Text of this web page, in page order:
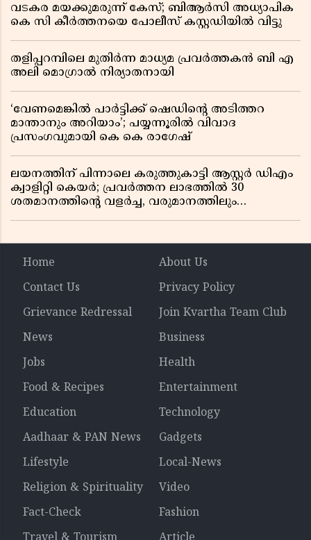
വടകര മയക്കുമരുന്ന് കേസ്; ബിആർസി അധ്യാപിക
കെ സി കീർത്തനയെ പോലീസ് കസ്റ്റഡിയിൽ വിട്ടു
തളിപ്പറമ്പിലെ മുതിർന്ന മാധ്യമ പ്രവർത്തകൻ ബി എ
അലി മൊഗ്രാൽ നിര്യാതനായി
‘വേണമെങ്കിൽ പാർട്ടിക്ക് ഷെഡിൻ്റെ അടിത്തറ
മാന്താനും അറിയാം’; പയ്യന്നൂരിൽ വിവാദ
പ്രസംഗവുമായി കെ കെ രാഗേഷ്
ലയനത്തിന് പിന്നാലെ കരുത്തുകാട്ടി ആസ്റ്റർ ഡിഎം
ക്വാളിറ്റി കെയർ; പ്രവർത്തന ലാഭത്തിൽ 30
ശതമാനത്തിൻ്റെ വളർച്ച, വരുമാനത്തിലും
Home
About Us
Contact Us
Privacy Policy
Grievance Redressal
Join Kvartha Team Club
News
Business
Jobs
Health
Food & Recipes
Entertainment
Education
Technology
Aadhaar & PAN News
Gadgets
Lifestyle
Local-News
Religion & Spirituality
Video
Fact-Check
Fashion